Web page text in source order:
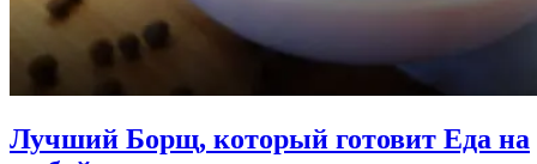
Лучший Борщ, который готовит Еда на